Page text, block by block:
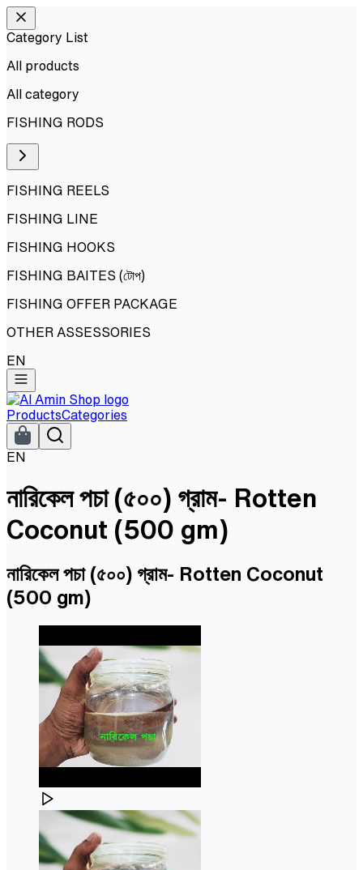
Category List
All products
All category
FISHING RODS
FISHING REELS
FISHING LINE
FISHING HOOKS
FISHING BAITES (টোপ)
FISHING OFFER PACKAGE
OTHER ASSESSORIES
EN
ProductsCategories
EN
নারিকেল পচা (৫০০) গ্রাম- Rotten
Coconut (500 gm)
নারিকেল পচা (৫০০) গ্রাম- Rotten Coconut
(500 gm)